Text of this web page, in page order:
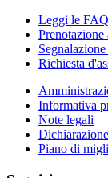
Leggi le FAQ
Prenotazione
Richiesta
Informativa
Note legali
Piano di